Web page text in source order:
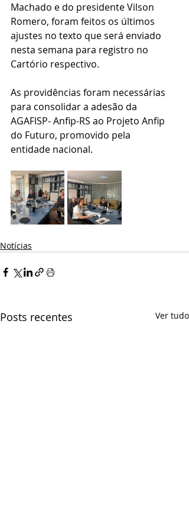
Machado e do presidente Vilson
Romero, foram feitos os últimos
ajustes no texto que será enviado
nesta semana para registro no
Cartório respectivo.
As providências foram necessárias
para consolidar a adesão da
AGAFISP- Anfip-RS ao Projeto Anfip
do Futuro, promovido pela
entidade nacional.
Notícias
Posts recentes Ver tudo